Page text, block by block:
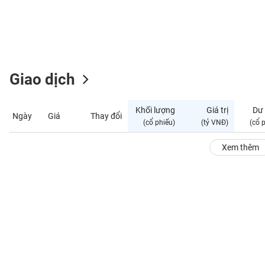
Giao dịch
Ngày Giá Thay đổi
Khối lượng
(cổ phiếu)
Giá trị
(tỷ VNĐ)
Dư
(cổ
Xem thêm
CÁ
NHÂN